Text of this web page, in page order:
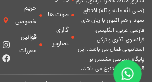
(صلی الله علیه و آله) افتتاح
نمود و هم اكنون با زبان های
فارسی، عربى، انگلیسی،
فرانسوی، آذری و ترکی
استانبولی فعال مى باشد. اين
پايگاه اينترنتى مشتمل بر
قسمت هاى متنوع مى باشد.
صوت ها
گالری
تصاویر
حریم
خصوصی
قوانین
مقررات